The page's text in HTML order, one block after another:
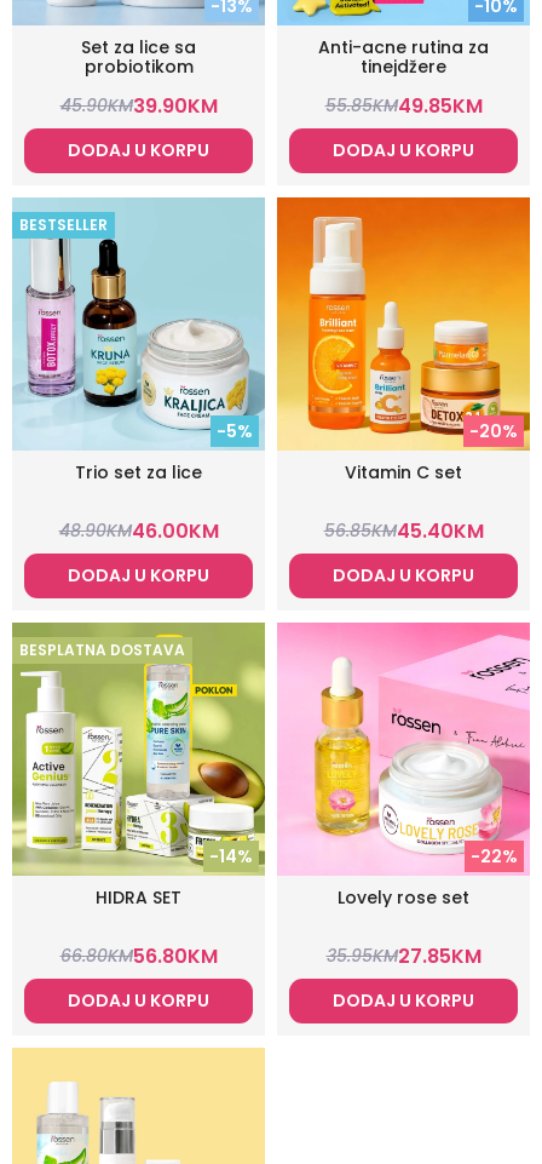
-13%
Set za lice sa
probiotikom
45.90KM39.90KM
DODAJ U KORPU
-10%
Anti-acne rutina za
tinejdžere
55.85KM49.85KM
DODAJ U KORPU
BESTSELLER
-5%
Trio set za lice
48.90KM46.00KM
DODAJ U KORPU
-20%
Vitamin C set
56.85KM45.40KM
DODAJ U KORPU
BESPLATNA DOSTAVA
-14%
HIDRA SET
66.80KM56.80KM
DODAJ U KORPU
-22%
Lovely rose set
35.95KM27.85KM
DODAJ U KORPU